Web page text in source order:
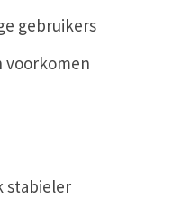
gebruikers
voorkomen
stabieler